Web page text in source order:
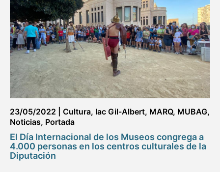
23/05/2022 Cultura, Iac Gil-Albert, MARQ, MUBAG,
Noticias, Portada
El Día Internacional de los Museos congrega a
4.000 personas en los centros culturales de la
Diputación